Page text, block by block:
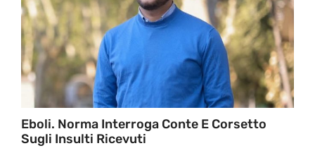
Eboli. Norma Interroga Conte E Corsetto
Sugli Insulti Ricevuti